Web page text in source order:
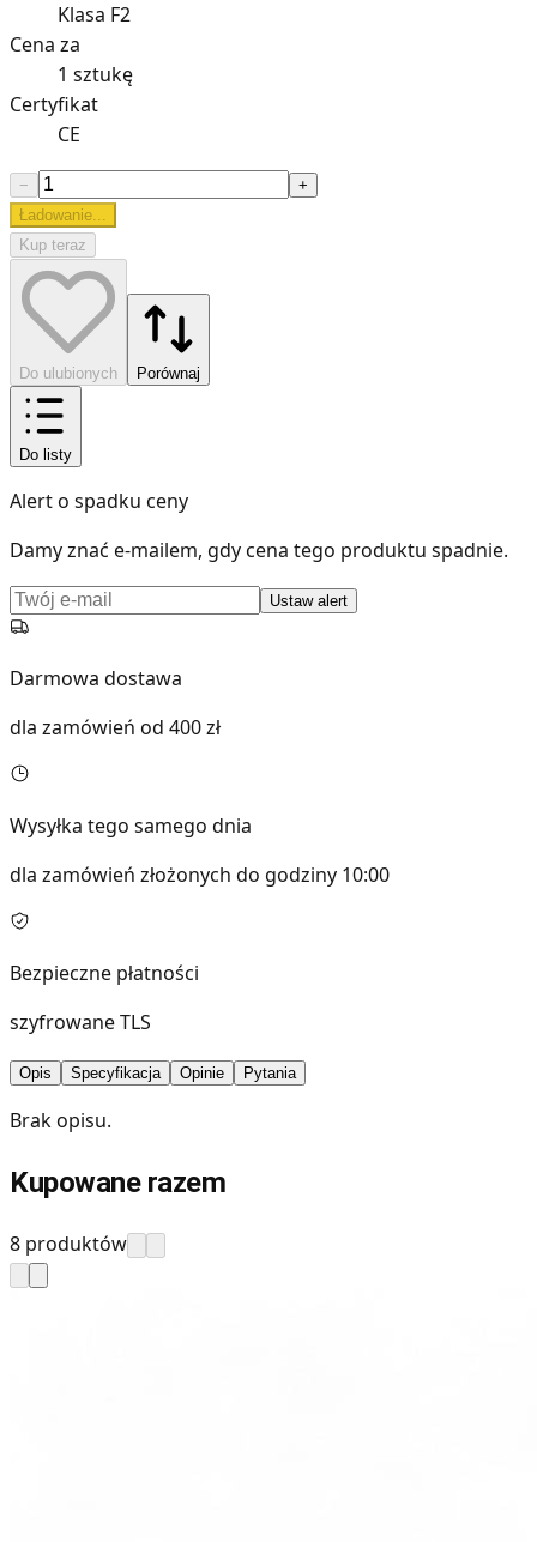
Klasa F2
Cena za
1 sztukę
Certyfikat
CE
−
+
Ładowanie...
Kup teraz
Do ulubionych Porównaj
Do listy
Alert o spadku ceny
Damy znać e-mailem, gdy cena tego produktu spadnie.
Ustaw alert
Darmowa dostawa
dla zamówień od 400 zł
Wysyłka tego samego dnia
dla zamówień złożonych do godziny 10:00
Bezpieczne płatności
szyfrowane TLS
Opis Specyfikacja Opinie Pytania
Brak opisu.
Kupowane razem
8 produktów